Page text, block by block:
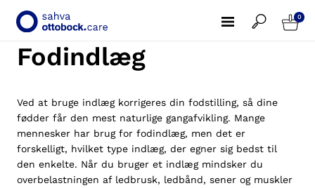
0
Fodindlæg
Ved at bruge indlæg korrigeres din fodstilling, så dine
fødder får den mest naturlige gangafvikling. Mange
mennesker har brug for fodindlæg, men det er
forskelligt, hvilket type indlæg, der egner sig bedst til
den enkelte. Når du bruger et indlæg mindsker du
overbelastningen af ledbrusk, ledbånd, sener og muskler